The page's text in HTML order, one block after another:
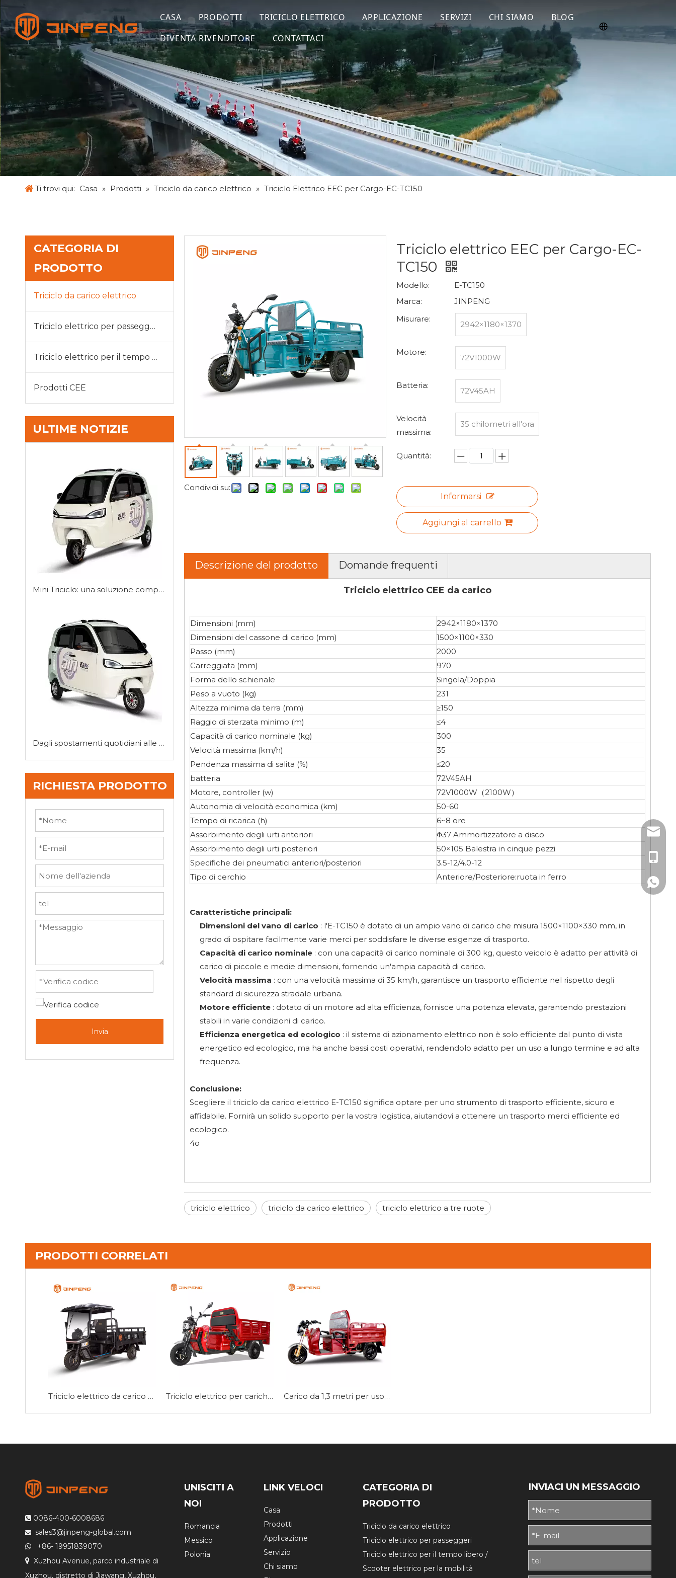
CASA PRODOTTI TRICICLO ELETTRICO APPLICAZIONE SERVIZI CHI SIAMO
BLOG
DIVENTA RIVENDITORE
CONTATTACI
Ti trovi qui: Casa » Prodotti » Triciclo da carico elettrico » Triciclo Elettrico EEC per Cargo-EC-TC150
CATEGORIA DI
PRODOTTO
Triciclo da carico elettrico
Triciclo elettrico per passeggeri
Triciclo elettrico per il tempo libero
Prodotti CEE
ULTIME NOTIZIE
Mini Triciclo: una soluzione compatta per la mobilità urbana
Dagli spostamenti quotidiani alle consegne dell'ultimo miglio: la versatilità dei mini tricicli
RICHIESTA PRODOTTO
Invia
Condividi su:
Triciclo elettrico EEC per Cargo-EC-
TC150
Modello:
E-TC150
Marca:
JINPENG
Misurare:
2942×1180×1370
Motore:
72V1000W
Batteria:
72V45AH
Velocità
massima:
35 chilometri all'ora
Quantità:
Informarsi
Aggiungi al carrello
Descrizione del prodotto Domande frequenti
Triciclo elettrico CEE da carico
Dimensioni (mm)
2942×1180×1370
Dimensioni del cassone di carico (mm)
1500×1100×330
Passo (mm)
2000
Carreggiata (mm)
970
Forma dello schienale
Singola/Doppia
Peso a vuoto (kg)
231
Altezza minima da terra (mm)
≥150
Raggio di sterzata minimo (m)
≤4
Capacità di carico nominale (kg)
300
Velocità massima (km/h)
35
Pendenza massima di salita (%)
≤20
batteria
72V45AH
Motore, controller (w)
72V1000W（2100W）
Autonomia di velocità economica (km)
50-60
Tempo di ricarica (h)
6~8 ore
Assorbimento degli urti anteriori
Φ37 Ammortizzatore a disco
Assorbimento degli urti posteriori
50×105 Balestra in cinque pezzi
Specifiche dei pneumatici anteriori/posteriori
3.5-12/4.0-12
Tipo di cerchio
Anteriore/Posteriore:ruota in ferro
Caratteristiche principali:
Dimensioni del vano di carico : l'E-TC150 è dotato di un ampio vano di carico che misura 1500×1100×330 mm, in
grado di ospitare facilmente varie merci per soddisfare le diverse esigenze di trasporto.
Capacità di carico nominale : con una capacità di carico nominale di 300 kg, questo veicolo è adatto per attività di
carico di piccole e medie dimensioni, fornendo un'ampia capacità di carico.
Velocità massima : con una velocità massima di 35 km/h, garantisce un trasporto efficiente nel rispetto degli
standard di sicurezza stradale urbana.
Motore efficiente : dotato di un motore ad alta efficienza, fornisce una potenza elevata, garantendo prestazioni
stabili in varie condizioni di carico.
Efficienza energetica ed ecologico : il sistema di azionamento elettrico non è solo efficiente dal punto di vista
energetico ed ecologico, ma ha anche bassi costi operativi, rendendolo adatto per un uso a lungo termine e ad alta
frequenza.
Conclusione:
Scegliere il triciclo da carico elettrico E-TC150 significa optare per uno strumento di trasporto efficiente, sicuro e
affidabile. Fornirà un solido supporto per la vostra logistica, aiutandovi a ottenere un trasporto merci efficiente ed
ecologico.
4o
triciclo elettrico triciclo da carico elettrico triciclo elettrico a tre ruote
PRODOTTI CORRELATI
Triciclo elettrico da carico da 1,8 m-C-HA180QP Triciclo elettrico per carichi pesanti EEC 2000W-EC-DLS150Pro Carico da 1,3 metri per uso elettrico Trike-EC-JBII130
+
 0086-400-6008686
 sales3@jinpeng-global.com
 +86- 19951839070
 Xuzhou Avenue, parco industriale di
Xuzhou, distretto di Jiawang, Xuzhou,
UNISCITI A
NOI
Romancia
Messico
Polonia
LINK VELOCI
Casa
Prodotti
Applicazione
Servizio
Chi siamo
CATEGORIA DI
PRODOTTO
Triciclo da carico elettrico
Triciclo elettrico per passeggeri
Triciclo elettrico per il tempo libero /
Scooter elettrico per la mobilità
INVIACI UN MESSAGGIO